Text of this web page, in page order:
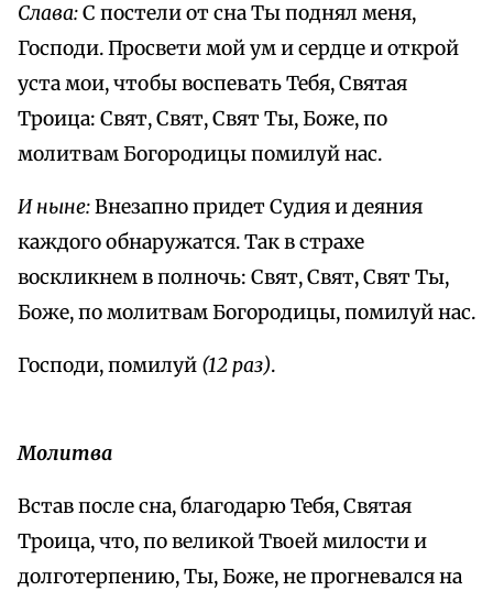
Слава:С постели от сна Ты поднял меня,
Господи. Просвети мой ум и сердце и открой
уста мои, чтобы воспевать Тебя, Святая
Троица: Свят, Свят, Свят Ты, Боже, по
молитвам Богородицы помилуй нас.
И ныне:Внезапно придет Судия и деяния
каждого обнаружатся. Так в страхе
воскликнем в полночь: Свят, Свят, Свят Ты,
Боже, по молитвам Богородицы, помилуй нас.
Господи, помилуй (12 раз).
Молитва
Встав после сна, благодарю Тебя, Святая
Троица, что, по великой Твоей милости и
долготерпению, Ты, Боже, не прогневался на